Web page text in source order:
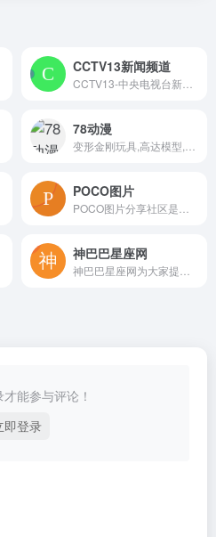
CCTV13新闻频道
78动漫
POCO图片
神巴巴星座网
能参与评论！
即登录